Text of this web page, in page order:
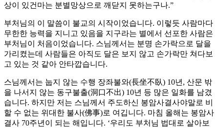
상이 있건마는 분별망상으로 깨닫지 못하는구나.”
부처님의 이 말씀이 불교의 시작이었습니다. 이렇듯 사람마다
무한한 능력을 지니고 있음을 지구라는 별에서 선포한 사람은
부처님이 처음이었습니다. 스님께서는 분명 손가락으로 달을
가리켰는데 사람들은 아직도 달은 보지 않고 손가락만 쳐다보
고 있는 것 같아 안타깝습니다.
스님께서는 눕지 않는 수행 장좌불와(長坐不臥) 10년, 산문 밖
을 나서지 않는 동구불출(洞口不出) 10년 등 많은 일화를 남겼
습니다. 하지만 저는 스님께서 주도하신 봉암사결사야말로 비
할 수 없는 위대한 불사(佛事)로 여깁니다. 마침 올해는 봉암사
결사 70주년이 되는 해입니다. ‘우리도 부처님 법대로 살아보